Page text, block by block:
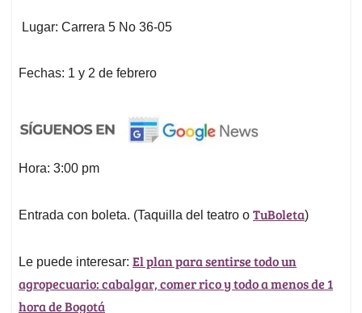
Lugar: Carrera 5 No 36-05
Fechas: 1 y 2 de febrero
Hora: 3:00 pm
Entrada con boleta. (Taquilla del teatro o TuBoleta)
Le puede interesar: El plan para sentirse todo un
agropecuario: cabalgar, comer rico y todo a menos de 1
hora de Bogotá